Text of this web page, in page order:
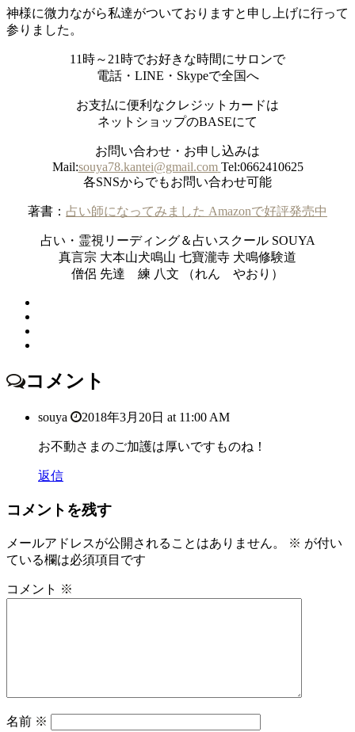
神様に微力ながら私達がついておりますと申し上げに行って
参りました。
11時～21時でお好きな時間にサロンで
電話・LINE・Skypeで全国へ
お支払に便利なクレジットカードは
ネットショップのBASEにて
お問い合わせ・お申し込みは
Mail:souya78.kantei@gmail.com Tel:0662410625
各SNSからでもお問い合わせ可能
著書： 占い師になってみました Amazonで好評発売中
占い・霊視リーディング＆占いスクール SOUYA
真言宗 大本山犬鳴山 七寶瀧寺 犬鳴修験道
僧侶 先達 練 八文 （れん やおり）
コメント
souya 2018年3月20日 at 11:00 AM
お不動さまのご加護は厚いですものね！
返信
コメントを残す
メールアドレスが公開されることはありません。 ※ が付い
ている欄は必須項目です
コメント ※
名前 ※